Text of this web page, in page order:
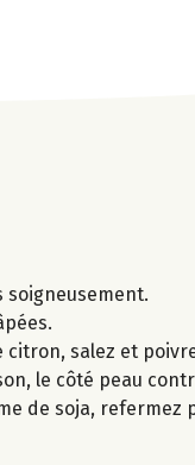
soigneusement.
citron, salez et
le côté peau
de soja, refermez